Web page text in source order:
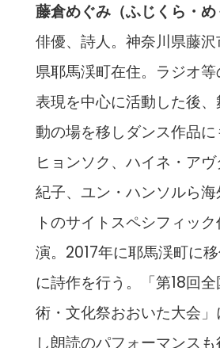
藤倉めぐみ（ふじくら・め
俳優、詩人。神奈川県藤
県耶馬渓町在住。ラジオ
表現を中心に活動した後
動の場を移しダンス作品に
ヒョンソク、ハイネ・ア
紀子、ユン・ハンソルら
トのサイトスペシフィッ
演。2017年に耶馬渓町に
に詩作を行う。「第18回
術・文化祭おおいた大会
し朗読のパフォーマンスも